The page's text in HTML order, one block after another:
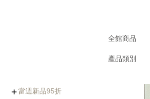
全館商品
產品類別
當週新品95折